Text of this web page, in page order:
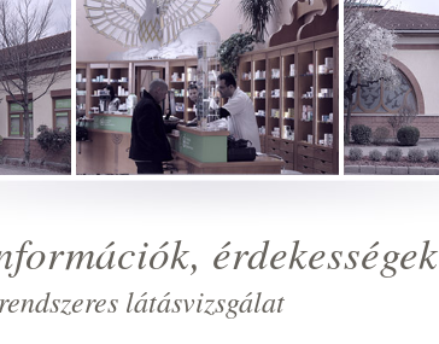
érdekességek
látásvizsgálat